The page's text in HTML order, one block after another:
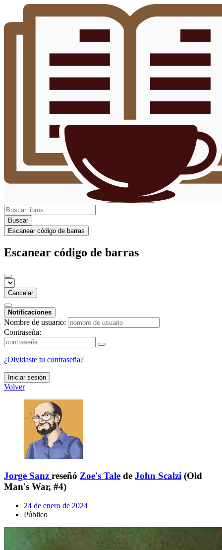
Buscar
Escanear código de barras
Escanear código de barras
Cancelar
Notificaciones
Nombre de usuario:
Contraseña:
¿Olvidaste tu contraseña?
Iniciar sesión
Volver
Jorge Sanz reseñó Zoe's Tale de John Scalzi (Old
Man's War, #4)
24 de enero de 2024
Público